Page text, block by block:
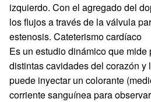
izquierdo. Con el agregado del
los flujos a través de la válvula
estenosis. Cateterismo cardíaco
Es un estudio dinámico que mide
distintas cavidades del corazón y
puede inyectar un colorante
corriente sanguínea para